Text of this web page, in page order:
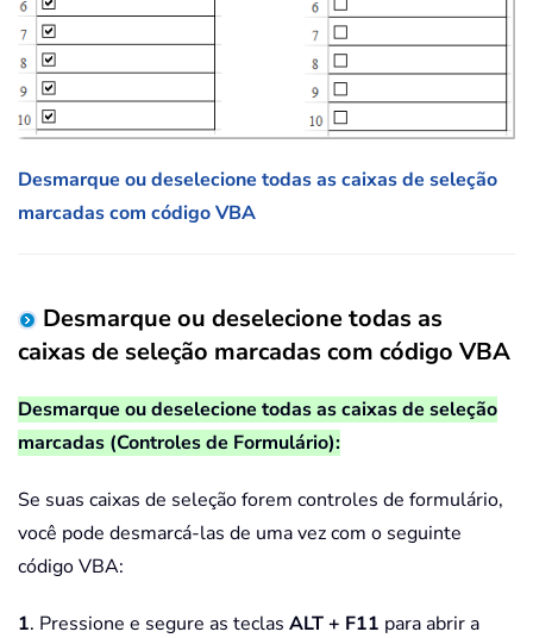
Desmarque ou deselecione todas as caixas de seleção
marcadas com código VBA
Desmarque ou deselecione todas as
caixas de seleção marcadas com código VBA
Desmarque ou deselecione todas as caixas de seleção
marcadas (Controles de Formulário):
Se suas caixas de seleção forem controles de formulário,
você pode desmarcá-las de uma vez com o seguinte
código VBA:
1. Pressione e segure as teclas ALT + F11 para abrir a